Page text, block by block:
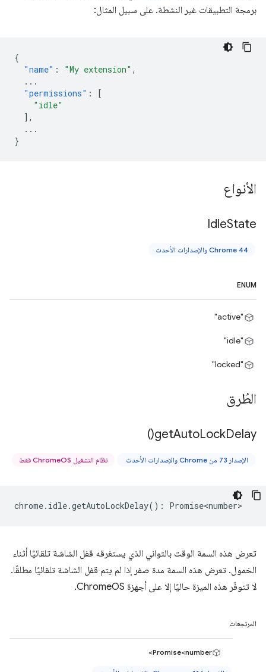
برمجة التطبيقات غير النشطة. على سبيل المثال:
{
"name" : "My extension" ,
...
"permissions" :
[
"idle"
],
...
}
الأنواع
IdleState
Chrome 44 والإصدارات الأحدث
ENUM
"active"
"idle"
"locked"
الطُرق
getAutoLockDelay(
)
الإصدار 73 من Chrome والإصدارات الأحدث نظام التشغيل ChromeOS فقط
chrome. idle.getAutoLockDelay() : Promise<number>
تعرض هذه السمة الوقت بالثواني الذي يستغرقه قفل الشاشة تلقائيًا أثناء
الخمول. تعرض هذه السمة مدة صفر إذا لم يتم قفل الشاشة تلقائيًا مطلقًا.
لا تتوفّر هذه الميزة حاليًا إلا على أجهزة ChromeOS.
المرتجعات
Promise<number>